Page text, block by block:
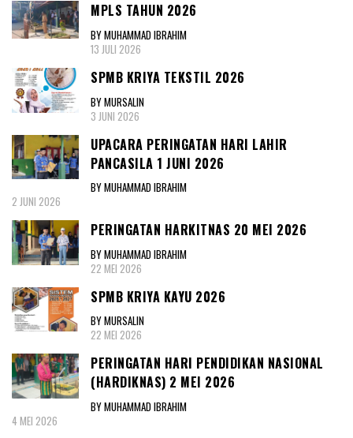
MPLS TAHUN 2026
BY MUHAMMAD IBRAHIM
13 JULI 2026
SPMB KRIYA TEKSTIL 2026
BY MURSALIN
3 JUNI 2026
UPACARA PERINGATAN HARI LAHIR
PANCASILA 1 JUNI 2026
BY MUHAMMAD IBRAHIM
2 JUNI 2026
PERINGATAN HARKITNAS 20 MEI 2026
BY MUHAMMAD IBRAHIM
22 MEI 2026
SPMB KRIYA KAYU 2026
BY MURSALIN
22 MEI 2026
PERINGATAN HARI PENDIDIKAN NASIONAL
(HARDIKNAS) 2 MEI 2026
BY MUHAMMAD IBRAHIM
4 MEI 2026